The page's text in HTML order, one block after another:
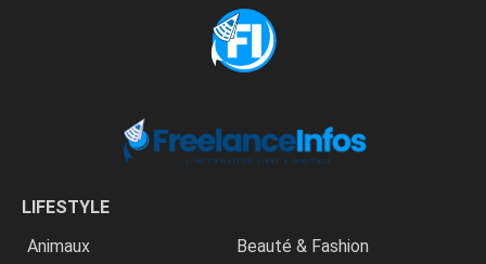
LIFESTYLE
Animaux
Beauté & Fashion